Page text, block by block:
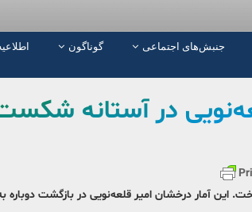
جنبش‌های اجتماعی گوناگون
در آستانه